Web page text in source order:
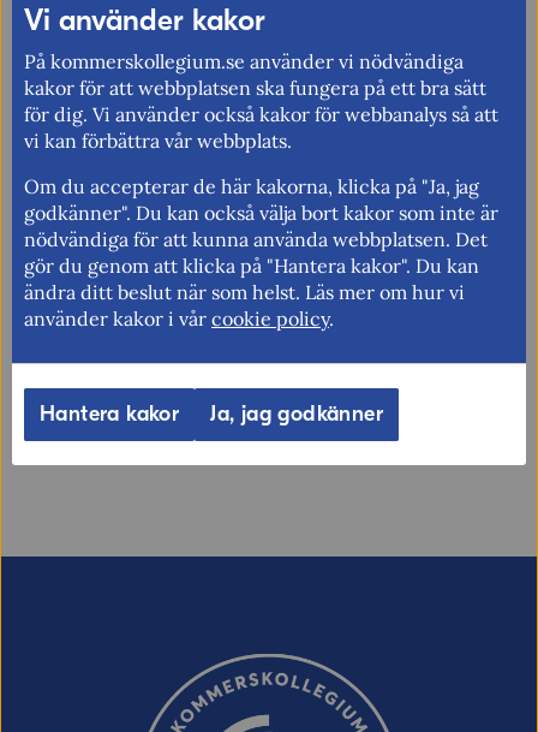
Mai Ahrne Bojang
Fornamn.bojang@kommerskollegium.se
08–690 49 04
Fler nyheter
Berätta gärna vad vi kan göra för att
Synpunkter (obligatoriskt)
Vi använder kakor
På kommerskollegium.se använder vi nödvändiga
kakor för att webbplatsen ska fungera på ett bra sätt
för dig. Vi använder också kakor för webbanalys så att
vi kan förbättra vår webbplats.
Om du accepterar de här kakorna, klicka på "Ja, jag
godkänner". Du kan också välja bort kakor som inte är
nödvändiga för att kunna använda webbplatsen. Det
gör du genom att klicka på "Hantera kakor". Du kan
ändra ditt beslut när som helst. Läs mer om hur vi
använder kakor i vår cookie policy.
Hantera kakor Ja, jag godkänner